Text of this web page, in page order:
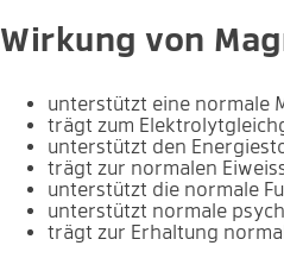
Wirkung von
unterstützt eine normale
trägt zum
unterstützt den
trägt zur normalen
unterstützt die normale
unterstützt normale
trägt zur Erhaltung